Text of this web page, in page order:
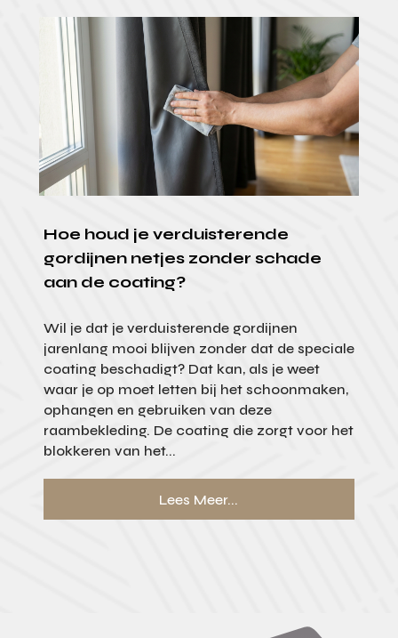
Hoe houd je verduisterende
gordijnen netjes zonder schade
aan de coating?
Wil je dat je verduisterende gordijnen
jarenlang mooi blijven zonder dat de speciale
coating beschadigt? Dat kan, als je weet
waar je op moet letten bij het schoonmaken,
ophangen en gebruiken van deze
raambekleding. De coating die zorgt voor het
blokkeren van het...
Lees Meer...